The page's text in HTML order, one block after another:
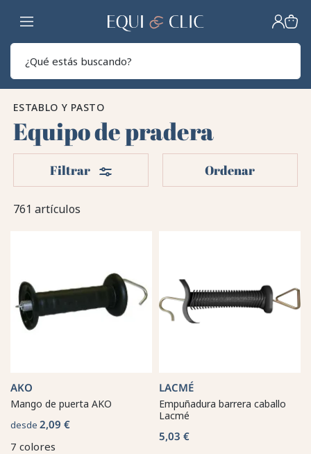
Hogar
ESTABLO Y PASTO
Equipo de pradera
761 artículos
Filtrar Filtros Ordenar
AKO
Mango de puerta AKO
desde 2,09 €
7 colores
LACMÉ
Empuñadura barrera caballo
Lacmé
5,03 €